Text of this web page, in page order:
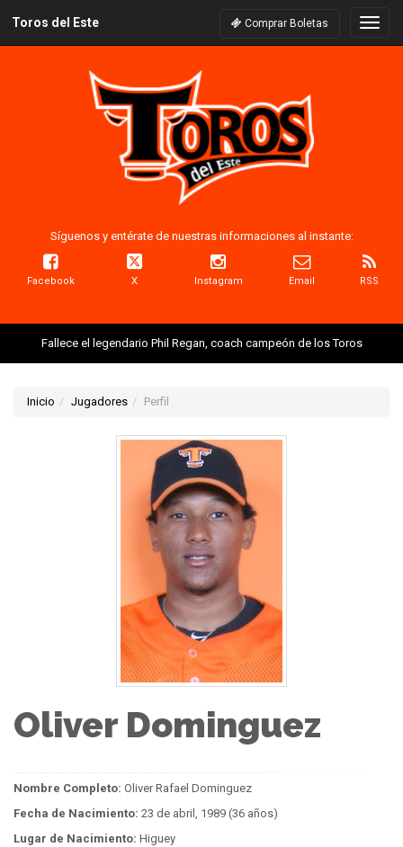
Toros del Este Comprar Boletas
Síguenos y entérate de nuestras informaciones al instante:
Facebook X Instagram Email RSS
Fallece el legendario Phil Regan, coach campeón de los Toros
Inicio Jugadores Perfil
Oliver Dominguez
Nombre Completo: Oliver Rafael Dominguez
Fecha de Nacimiento: 23 de abril, 1989 (36 años)
Lugar de Nacimiento: Higuey